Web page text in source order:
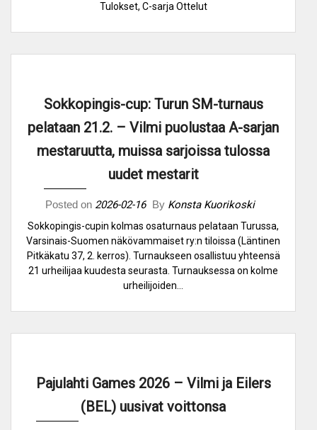
Tulokset, C-sarja Ottelut
Sokkopingis-cup: Turun SM-turnaus
pelataan 21.2. – Vilmi puolustaa A-sarjan
mestaruutta, muissa sarjoissa tulossa
uudet mestarit
Posted on 2026-02-16 By Konsta Kuorikoski
Sokkopingis-cupin kolmas osaturnaus pelataan Turussa,
Varsinais-Suomen näkövammaiset ry:n tiloissa (Läntinen
Pitkäkatu 37, 2. kerros). Turnaukseen osallistuu yhteensä
21 urheilijaa kuudesta seurasta. Turnauksessa on kolme
urheilijoiden…
Pajulahti Games 2026 – Vilmi ja Eilers
(BEL) uusivat voittonsa